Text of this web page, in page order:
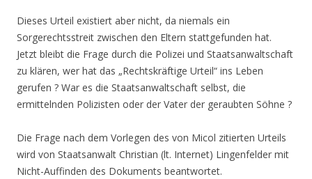
Dieses Urteil existiert aber nicht, da niemals ein
Sorgerechtsstreit zwischen den Eltern stattgefunden hat.
Jetzt bleibt die Frage durch die Polizei und Staatsanwaltschaft
zu klären, wer hat das „Rechtskräftige Urteil“ ins Leben
gerufen ? War es die Staatsanwaltschaft selbst, die
ermittelnden Polizisten oder der Vater der geraubten Söhne ?
Die Frage nach dem Vorlegen des von Micol zitierten Urteils
wird von Staatsanwalt Christian (lt. Internet) Lingenfelder mit
Nicht-Auffinden des Dokuments beantwortet.